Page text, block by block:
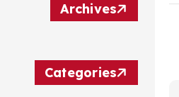
Archives
Categories